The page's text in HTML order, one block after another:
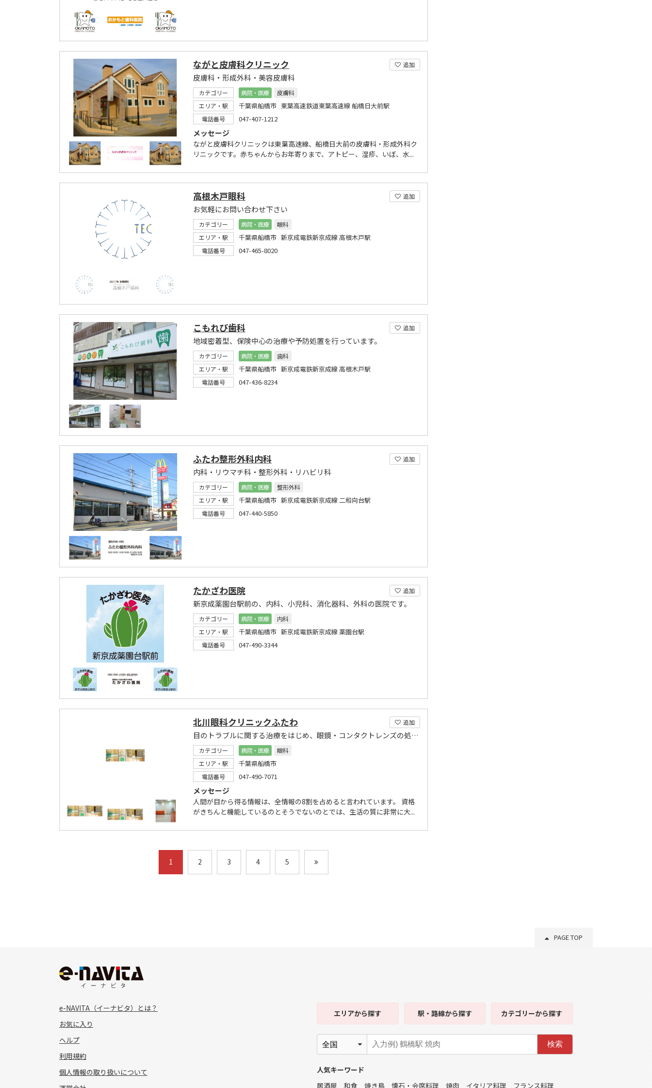
追加
ながと皮膚科クリニック
皮膚科・形成外科・美容皮膚科
カテゴリー 病院・医療
皮膚科
エリア・駅
千葉県船橋市 東葉高速鉄道東葉高速線 船橋日大前駅
電話番号 047-407-1212
メッセージ
ながと皮膚科クリニックは東葉高速線、船橋日大前の皮膚科・形成外科ク
リニックです。赤ちゃんからお年寄りまで、アトピー、湿疹、いぼ、水...
追加
高根木戸眼科
お気軽にお問い合わせ下さい
カテゴリー 病院・医療
眼科
エリア・駅
千葉県船橋市 新京成電鉄新京成線 高根木戸駅
電話番号 047-465-8020
追加
こもれび歯科
地域密着型、保険中心の治療や予防処置を行っています。
カテゴリー 病院・医療
歯科
エリア・駅
千葉県船橋市 新京成電鉄新京成線 高根木戸駅
電話番号 047-436-8234
追加
ふたわ整形外科内科
内科・リウマチ科・整形外科・リハビリ科
カテゴリー 病院・医療
整形外科
エリア・駅
千葉県船橋市 新京成電鉄新京成線 二和向台駅
電話番号 047-440-5850
追加
たかざわ医院
新京成薬園台駅前の、内科、小児科、消化器科、外科の医院です。
カテゴリー 病院・医療
内科
エリア・駅
千葉県船橋市 新京成電鉄新京成線 薬園台駅
電話番号 047-490-3344
追加
北川眼科クリニックふたわ
目のトラブルに関する治療をはじめ、眼鏡・コンタクトレンズの処方も行なっております
カテゴリー 病院・医療
眼科
エリア・駅
千葉県船橋市
電話番号 047-490-7071
メッセージ
人間が目から得る情報は、全情報の8割を占めると言われています。 資格
がきちんと機能しているのとそうでないのとでは、生活の質に非常に大...
1 2 3 4 5
PAGE TOP
e-NAVITA（イーナビタ）とは？
お気に入り
ヘルプ
利用規約
個人情報の取り扱いについて
エリアから探す 駅・路線から探す カテゴリーから探す
検索
人気キーワード
居酒屋
和食 焼き鳥 懐石・会席料理 焼肉 イタリア料理 フランス料理